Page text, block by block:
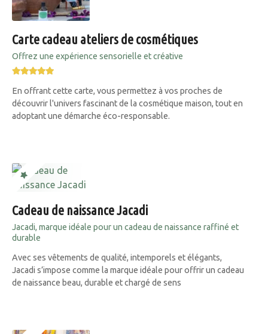
Carte cadeau ateliers de cosmétiques
Offrez une expérience sensorielle et créative
En offrant cette carte, vous permettez à vos proches de
découvrir l'univers fascinant de la cosmétique maison, tout en
adoptant une démarche éco-responsable.
Cadeau de naissance Jacadi
Jacadi, marque idéale pour un cadeau de naissance raffiné et
durable
Avec ses vêtements de qualité, intemporels et élégants,
Jacadi s’impose comme la marque idéale pour offrir un cadeau
de naissance beau, durable et chargé de sens